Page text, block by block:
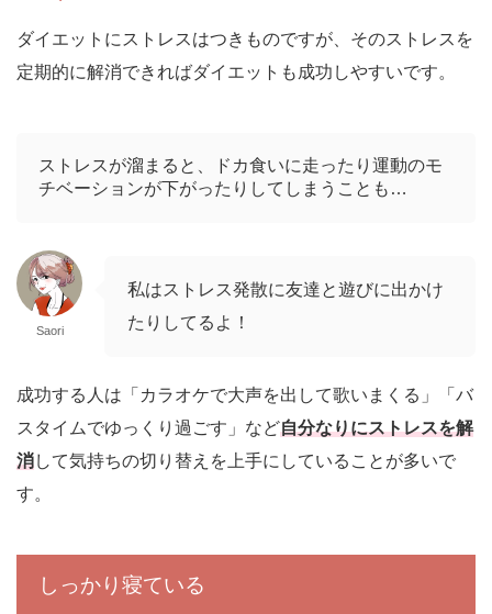
ダイエットにストレスはつきものですが、そのストレスを
定期的に解消できればダイエットも成功しやすいです。
ストレスが溜まると、ドカ食いに走ったり運動のモ
チベーションが下がったりしてしまうことも…
Saori
私はストレス発散に友達と遊びに出かけ
たりしてるよ！
成功する人は「カラオケで大声を出して歌いまくる」「バ
スタイムでゆっくり過ごす」など自分なりにストレスを解
消して気持ちの切り替えを上手にしていることが多いで
す。
しっかり寝ている